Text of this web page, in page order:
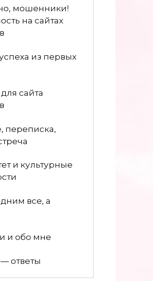
мошенники!
на сайтах
из первых
сайта
переписка,
и культурные
все, а
и обо мне
ответы